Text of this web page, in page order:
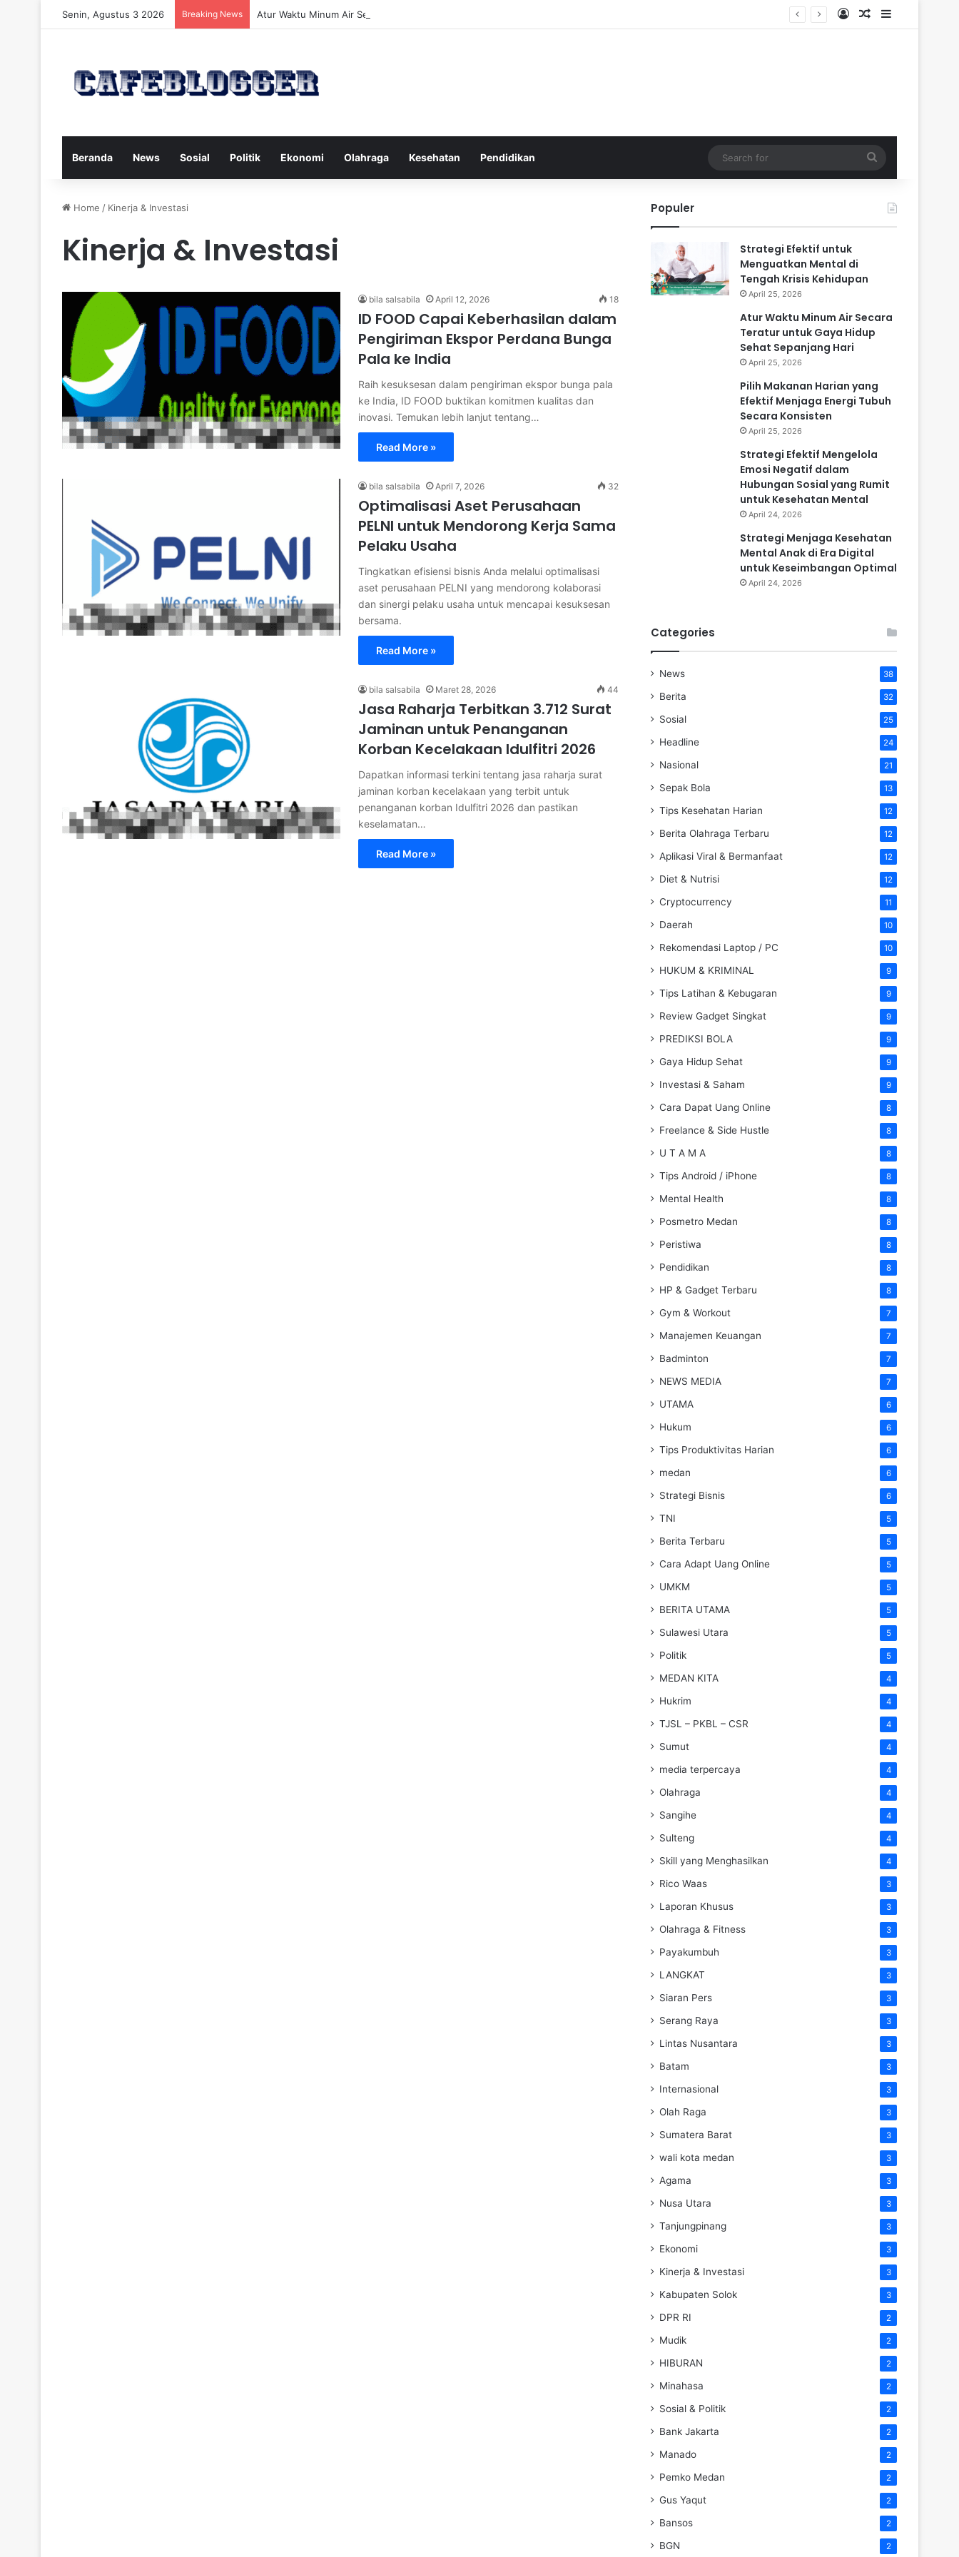
Senin, Agustus 3 2026 Breaking News Atur Waktu Minum Air Secara Teratur untuk Gaya Hidup Sehat Sepanjang Hari Log InRandom Article
Sidebar
Beranda News Sosial Politik Ekonomi Olahraga Kesehatan Pendidikan
for
Home / Kinerja & Investasi
Kinerja & Investasi
bila salsabila April 12, 2026 18
ID FOOD Capai Keberhasilan dalam
Pengiriman Ekspor Perdana Bunga
Pala ke India
Raih kesuksesan dalam pengiriman ekspor bunga pala
ke India, ID FOOD buktikan komitmen kualitas dan
inovasi. Temukan lebih lanjut tentang…
Read More »
bila salsabila April 7, 2026 32
Optimalisasi Aset Perusahaan
PELNI untuk Mendorong Kerja Sama
Pelaku Usaha
Tingkatkan efisiensi bisnis Anda melalui optimalisasi
aset perusahaan PELNI yang mendorong kolaborasi
dan sinergi pelaku usaha untuk mencapai kesuksesan
bersama.
Read More »
bila salsabila Maret 28, 2026 44
Jasa Raharja Terbitkan 3.712 Surat
Jaminan untuk Penanganan
Korban Kecelakaan Idulfitri 2026
Dapatkan informasi terkini tentang jasa raharja surat
jaminan korban kecelakaan yang terbit untuk
penanganan korban Idulfitri 2026 dan pastikan
keselamatan…
Read More »
Populer
Strategi Efektif untuk
Menguatkan Mental di
Tengah Krisis Kehidupan
April 25, 2026
Atur Waktu Minum Air Secara
Teratur untuk Gaya Hidup
Sehat Sepanjang Hari
April 25, 2026
Pilih Makanan Harian yang
Efektif Menjaga Energi Tubuh
Secara Konsisten
April 25, 2026
Strategi Efektif Mengelola
Emosi Negatif dalam
Hubungan Sosial yang Rumit
untuk Kesehatan Mental
April 24, 2026
Strategi Menjaga Kesehatan
Mental Anak di Era Digital
untuk Keseimbangan Optimal
April 24, 2026
Categories
News 38
Berita 32
Sosial 25
Headline 24
Nasional 21
Sepak Bola 13
Tips Kesehatan Harian 12
Berita Olahraga Terbaru 12
Aplikasi Viral & Bermanfaat 12
Diet & Nutrisi 12
Cryptocurrency 11
Daerah 10
Rekomendasi Laptop / PC 10
HUKUM & KRIMINAL 9
Tips Latihan & Kebugaran 9
Review Gadget Singkat 9
PREDIKSI BOLA 9
Gaya Hidup Sehat 9
Investasi & Saham 9
Cara Dapat Uang Online 8
Freelance & Side Hustle 8
U T A M A 8
Tips Android / iPhone 8
Mental Health 8
Posmetro Medan 8
Peristiwa 8
Pendidikan 8
HP & Gadget Terbaru 8
Gym & Workout 7
Manajemen Keuangan 7
Badminton 7
NEWS MEDIA 7
UTAMA 6
Hukum 6
Tips Produktivitas Harian 6
medan 6
Strategi Bisnis 6
TNI 5
Berita Terbaru 5
Cara Adapt Uang Online 5
UMKM 5
BERITA UTAMA 5
Sulawesi Utara 5
Politik 5
MEDAN KITA 4
Hukrim 4
TJSL – PKBL – CSR 4
Sumut 4
media terpercaya 4
Olahraga 4
Sangihe 4
Sulteng 4
Skill yang Menghasilkan 4
Rico Waas 3
Laporan Khusus 3
Olahraga & Fitness 3
Payakumbuh 3
LANGKAT 3
Siaran Pers 3
Serang Raya 3
Lintas Nusantara 3
Batam 3
Internasional 3
Olah Raga 3
Sumatera Barat 3
wali kota medan 3
Agama 3
Nusa Utara 3
Tanjungpinang 3
Ekonomi 3
Kinerja & Investasi 3
Kabupaten Solok 3
DPR RI 2
Mudik 2
HIBURAN 2
Minahasa 2
Sosial & Politik 2
Bank Jakarta 2
Manado 2
Pemko Medan 2
Gus Yaqut 2
Bansos 2
BGN 2